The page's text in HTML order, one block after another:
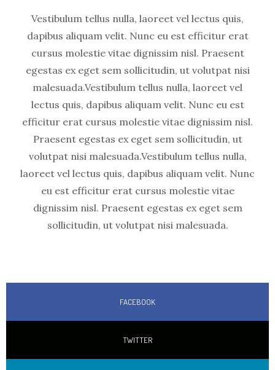
Vestibulum tellus nulla, laoreet vel lectus quis,
dapibus aliquam velit. Nunc eu est efficitur erat
cursus molestie vitae dignissim nisl. Praesent
egestas ex eget sem sollicitudin, ut volutpat nisi
malesuada.Vestibulum tellus nulla, laoreet vel
lectus quis, dapibus aliquam velit. Nunc eu est
efficitur erat cursus molestie vitae dignissim nisl.
Praesent egestas ex eget sem sollicitudin, ut
volutpat nisi malesuada.Vestibulum tellus nulla,
laoreet vel lectus quis, dapibus aliquam velit. Nunc
eu est efficitur erat cursus molestie vitae
dignissim nisl. Praesent egestas ex eget sem
sollicitudin, ut volutpat nisi malesuada.
FACEBOOK
TWITTER